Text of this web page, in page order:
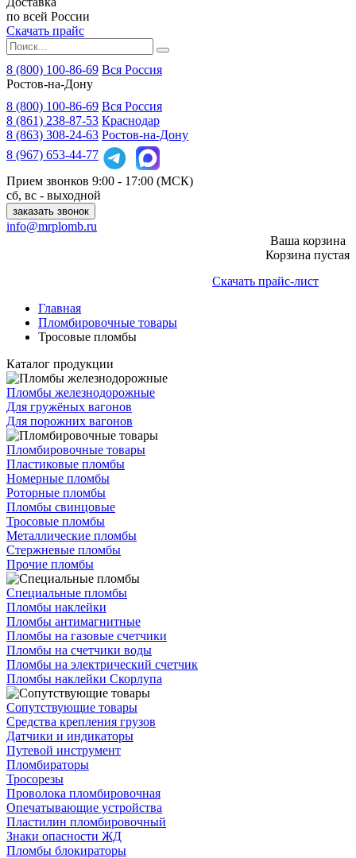
по всей России
Скачать прайс
8 (800) 100-86-69 Вся Россия
Ростов-на-Дону
8 (800) 100-86-69 Вся Россия
8 (861) 238-87-53 Краснодар
8 (863) 308-24-63 Ростов-на-Дону
8 (967) 653-44-77
Прием звонков 9:00 - 17:00 (МСК)
сб, вс - выходной
заказать звонок
info@mrplomb.ru
Ваша корзина
Корзина пустая
Скачать прайс-лист
Главная
Пломбировочные товары
Тросовые пломбы
Каталог продукции
Пломбы железнодорожные
Для гружёных вагонов
Для порожних вагонов
Пломбировочные товары
Пластиковые пломбы
Номерные пломбы
Роторные пломбы
Пломбы свинцовые
Тросовые пломбы
Металлические пломбы
Стержневые пломбы
Прочие пломбы
Специальные пломбы
Пломбы наклейки
Пломбы антимагнитные
Пломбы на газовые счетчики
Пломбы на счетчики воды
Пломбы на электрический счетчик
Пломбы наклейки Скорлупа
Сопутствующие товары
Средства крепления грузов
Датчики и индикаторы
Путевой инструмент
Пломбираторы
Тросорезы
Проволока пломбировочная
Опечатывающие устройства
Пластилин пломбировочный
Знаки опасности ЖД
Пломбы блокираторы